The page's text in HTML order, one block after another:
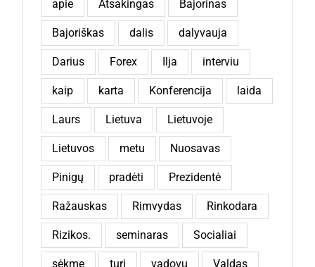
apie Atsakingas Bajorinas
Bajoriškas dalis dalyvauja
Darius Forex Ilja interviu
kaip karta Konferencija laida
Laurs Lietuva Lietuvoje
Lietuvos metu Nuosavas
Pinigų pradėti Prezidentė
Ražauskas Rimvydas Rinkodara
Rizikos. seminaras Socialiai
sėkmę turi vadovų Valdas